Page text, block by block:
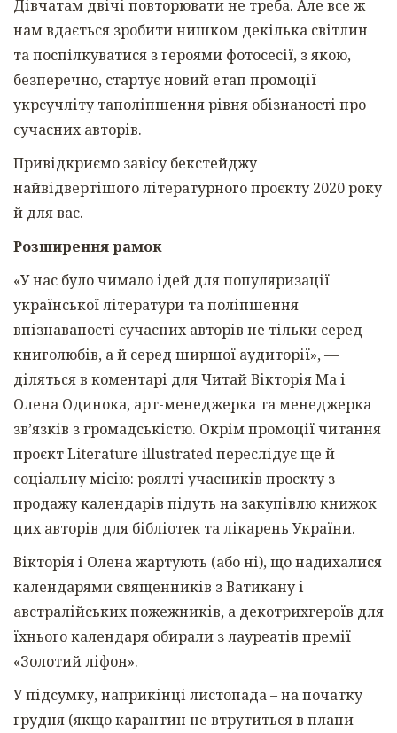
Дівчатам двічі повторювати не треба. Але все ж
нам вдається зробити нишком декілька світлин
та поспілкуватися з героями фотосесії, з якою,
безперечно, стартує новий етап промоції
укрсучліту таполіпшення рівня обізнаності про
сучасних авторів.
Привідкриємо завісу бекстейджу
найвідвертішого літературного проєкту 2020 року
й для вас.
Розширення рамок
«У нас було чимало ідей для популяризації
української літератури та поліпшення
впізнаваності сучасних авторів не тільки серед
книголюбів, а й серед ширшої аудиторії», —
діляться в коментарі для Читай Вікторія Ма і
Олена Одинока, арт-менеджерка та менеджерка
зв’язків з громадськістю. Окрім промоції читання
проєктLiterature illustrated переслідує ще й
соціальну місію: роялті учасників проєкту з
продажу календарів підуть на закупівлю книжок
цих авторів для бібліотек та лікарень України.
Вікторія і Олена жартують (або ні), що надихалися
календарями священників з Ватикану і
австралійських пожежників, а декотрихгероїв для
їхнього календаря обирали з лауреатів премії
«Золотий ліфон».
У підсумку, наприкінці листопада – на початку
грудня (якщо карантин не втрутиться в плани